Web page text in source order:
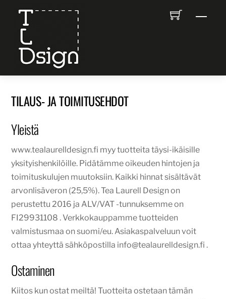
content
TILAUS- JA TOIMITUSEHDOT
Yleistä
www.tealaurelldesign.fi myy tuotteita täysi-ikäisille
yksityishenkilöille. Pidätämme oikeuden hintojen ja
toimituskulujen muutoksiin. Kaikki hinnat sisältävät
arvonlisäveron (25,5%). Tea Laurell Design on
perustettu 2016 ja ALV/VAT -tunnuksemme on
FI29931108 . Verkkokauppamme tuotteiden
valmistusmaa on suomi/eu. Asiakaspalveluun voit
ottaa yhteyttä sähköpostilla info@tealaurelldesign.fi .
Ostaminen
Kiitos kun ostat meiltä! Tuotteita ostetaan tämän